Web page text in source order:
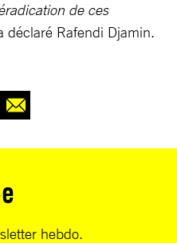
de ces
déclaré Rafendi Djamin.
hebdo.